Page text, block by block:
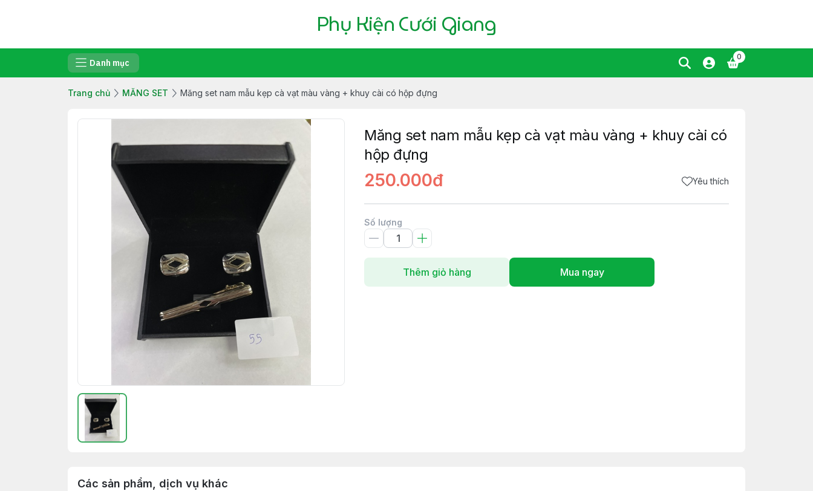
Phụ Kiện Cưới Giang
Danh mục
0
Trang chủ MĂNG SET Măng set nam mẫu kẹp cà vạt màu vàng + khuy cài có hộp đựng
Măng set nam mẫu kẹp cà vạt màu vàng + khuy cài có
hộp đựng
250.000đ Yêu thích
Số lượng
Thêm giỏ hàng Mua ngay
Các sản phẩm, dịch vụ khác